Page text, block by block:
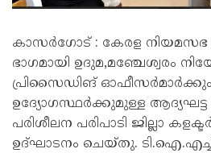
കാസർ​ഗോട് : കേരള നിയമസഭ
ഭാഗമായി ഉദുമ,മഞ്ചേശ്വരം
പ്രിസൈഡിങ് ഓഫീസർമാർക്കും
ഉദ്യോഗസ്ഥർക്കുമുള്ള ആദ്യഘട്ട
പരിശീലന പരിപാടി ജില്ലാ
ഉദ്ഘാടനം ചെയ്തു.